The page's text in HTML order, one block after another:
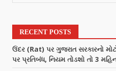
RECENT POSTS
ઉંદર (Rat) પર ગુજરાત સરકારનો મોટો
પર પ્રતિબંધ, નિયમ તોડશો તો 3